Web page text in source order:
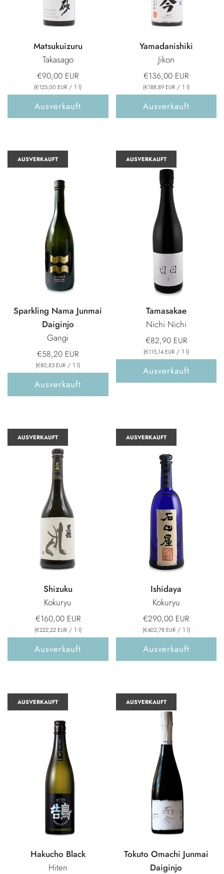
Matsukuizuru
Takasago
€90,00 EUR
(€125,00 EUR / 1 l)
Ausverkauft
Yamadanishiki
Jikon
€136,00 EUR
(€188,89 EUR / 1 l)
Ausverkauft
AUSVERKAUFT
Sparkling Nama Junmai
Daiginjo
Gangi
€58,20 EUR
(€80,83 EUR / 1 l)
Ausverkauft
AUSVERKAUFT
Tamasakae
Nichi Nichi
€82,90 EUR
(€115,14 EUR / 1 l)
Ausverkauft
AUSVERKAUFT
Shizuku
Kokuryu
€160,00 EUR
(€222,22 EUR / 1 l)
Ausverkauft
AUSVERKAUFT
Ishidaya
Kokuryu
€290,00 EUR
(€402,78 EUR / 1 l)
Ausverkauft
AUSVERKAUFT
Hakucho Black
Hiten
AUSVERKAUFT
Tokuto Omachi Junmai
Daiginjo